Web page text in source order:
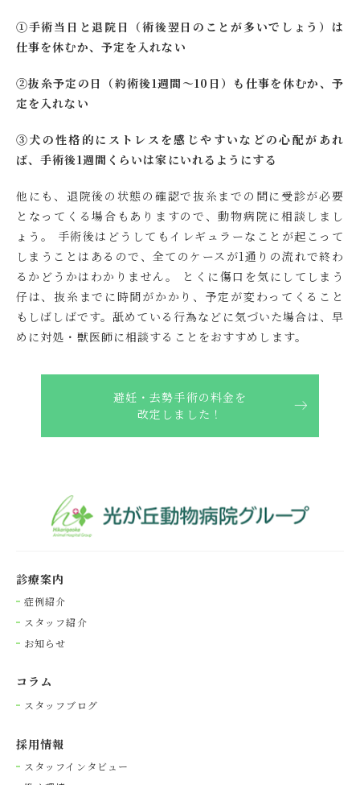
①手術当日と退院日（術後翌日のことが多いでしょう）は
仕事を休むか、予定を入れない
②抜糸予定の日（約術後1週間～10日）も仕事を休むか、予
定を入れない
③犬の性格的にストレスを感じやすいなどの心配があれ
ば、手術後1週間くらいは家にいれるようにする
他にも、退院後の状態の確認で抜糸までの間に受診が必要
となってくる場合もありますので、動物病院に相談しまし
ょう。 手術後はどうしてもイレギュラーなことが起こって
しまうことはあるので、全てのケースが1通りの流れで終わ
るかどうかはわかりません。 とくに傷口を気にしてしまう
仔は、抜糸までに時間がかかり、予定が変わってくること
もしばしばです。舐めている行為などに気づいた場合は、早
めに対処・獣医師に相談することをおすすめします。
避妊・去勢手術の料金を
改定しました！
診療案内
症例紹介
スタッフ紹介
お知らせ
コラム
スタッフブログ
採⽤情報
スタッフインタビュー